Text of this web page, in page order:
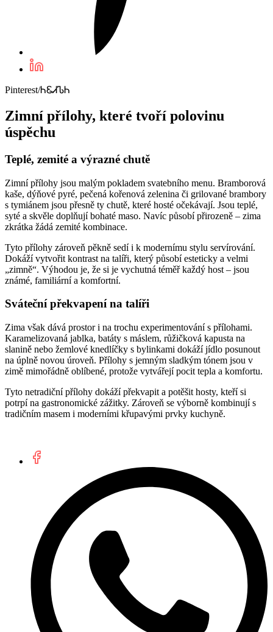
Pinterest/ᏂᏋᏗᏖᏂ
Zimní přílohy, které tvoří polovinu
úspěchu
Teplé, zemité a výrazné chutě
Zimní přílohy jsou malým pokladem svatebního menu. Bramborová
kaše, dýňové pyré, pečená kořenová zelenina či grilované brambory
s tymiánem jsou přesně ty chutě, které hosté očekávají. Jsou teplé,
syté a skvěle doplňují bohaté maso. Navíc působí přirozeně – zima
zkrátka žádá zemité kombinace.
Tyto přílohy zároveň pěkně sedí i k modernímu stylu servírování.
Dokáží vytvořit kontrast na talíři, který působí esteticky a velmi
„zimně“. Výhodou je, že si je vychutná téměř každý host – jsou
známé, familiární a komfortní.
Sváteční překvapení na talíři
Zima však dává prostor i na trochu experimentování s přílohami.
Karamelizovaná jablka, batáty s máslem, růžičková kapusta na
slanině nebo žemlové knedlíčky s bylinkami dokáží jídlo posunout
na úplně novou úroveň. Přílohy s jemným sladkým tónem jsou v
zimě mimořádně oblíbené, protože vytvářejí pocit tepla a komfortu.
Tyto netradiční přílohy dokáží překvapit a potěšit hosty, kteří si
potrpí na gastronomické zážitky. Zároveň se výborně kombinují s
tradičním masem i moderními křupavými prvky kuchyně.